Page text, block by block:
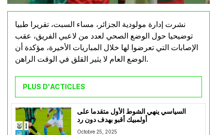
نشرت إدارة مولودية الجزائر، مساء السبت، تقريرا طبيا
توضيحيا حول الوضع الصحي لعدد من لاعبي الفريق، عقب
الإصابات التي تعرضوا لها خلال المباريات الأخيرة، مؤكدة أن
الوضع العام لا يثير القلق في الوقت الراهن.
PLUS D'ACTICLES
السياسي ينهي الشوط الأول متقدما على
أولمبيك أقبو بهدف دون رد
Octobre 25, 2025